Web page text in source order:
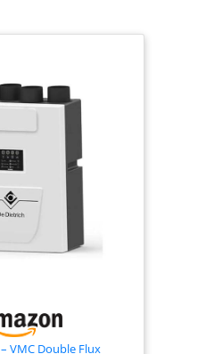
– VMC Double Flux